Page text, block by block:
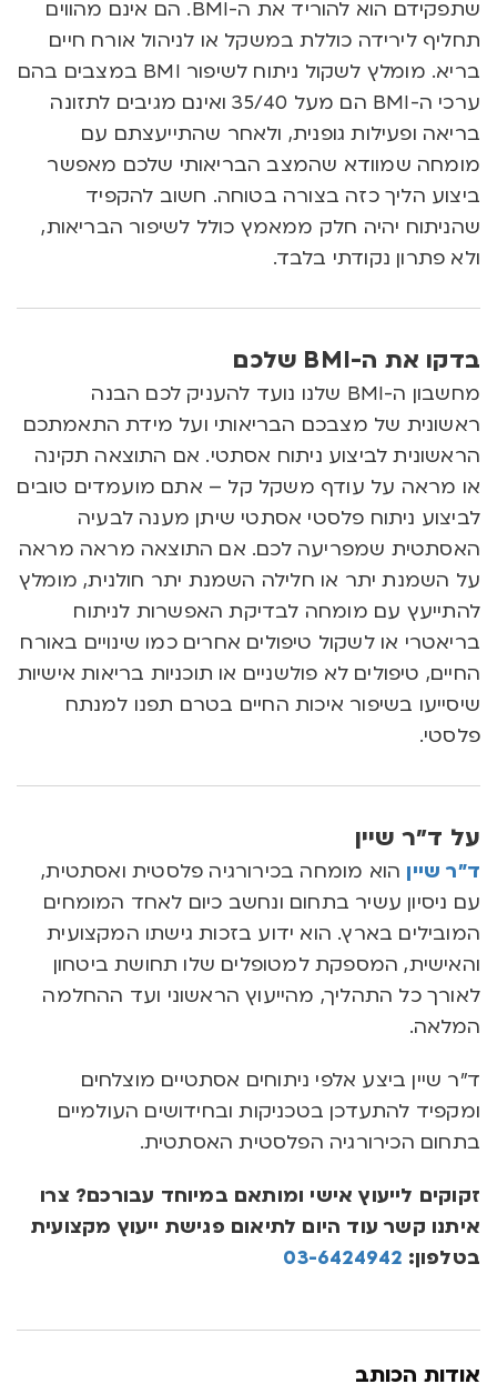
שתפקידם הוא להוריד את ה-BMI. הם אינם מהווים
תחליף לירידה כוללת במשקל או לניהול אורח חיים
בריא. מומלץ לשקול ניתוח לשיפור BMI במצבים בהם
ערכי ה-BMI הם מעל 35/40 ואינם מגיבים לתזונה
בריאה ופעילות גופנית, ולאחר שהתייעצתם עם
מומחה שמוודא שהמצב הבריאותי שלכם מאפשר
ביצוע הליך כזה בצורה בטוחה. חשוב להקפיד
שהניתוח יהיה חלק ממאמץ כולל לשיפור הבריאות,
ולא פתרון נקודתי בלבד.
בדקו את ה-BMI שלכם
מחשבון ה-BMI שלנו נועד להעניק לכם הבנה
ראשונית של מצבכם הבריאותי ועל מידת התאמתכם
הראשונית לביצוע ניתוח אסתטי. אם התוצאה תקינה
או מראה על עודף משקל קל – אתם מועמדים טובים
לביצוע ניתוח פלסטי אסתטי שיתן מענה לבעיה
האסתטית שמפריעה לכם. אם התוצאה מראה מראה
על השמנת יתר או חלילה השמנת יתר חולנית, מומלץ
להתייעץ עם מומחה לבדיקת האפשרות לניתוח
בריאטרי או לשקול טיפולים אחרים כמו שינויים באורח
החיים, טיפולים לא פולשניים או תוכניות בריאות אישיות
שיסייעו בשיפור איכות החיים בטרם תפנו למנתח
פלסטי.
על ד״ר שיין
ד”ר שיין הוא מומחה בכירורגיה פלסטית ואסתטית,
עם ניסיון עשיר בתחום ונחשב כיום לאחד המומחים
המובילים בארץ. הוא ידוע בזכות גישתו המקצועית
והאישית, המספקת למטופלים שלו תחושת ביטחון
לאורך כל התהליך, מהייעוץ הראשוני ועד ההחלמה
המלאה.
ד”ר שיין ביצע אלפי ניתוחים אסתטיים מוצלחים
ומקפיד להתעדכן בטכניקות ובחידושים העולמיים
בתחום הכירורגיה הפלסטית האסתטית.
זקוקים לייעוץ אישי ומותאם במיוחד עבורכם? צרו
איתנו קשר עוד היום לתיאום פגישת ייעוץ מקצועית
בטלפון: 03-6424942
אודות הכותב